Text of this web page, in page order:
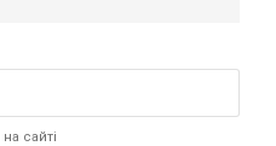
сайті